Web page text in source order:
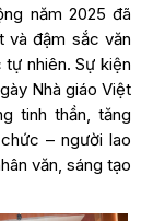
năm 2025 đã
và đậm sắc văn
nhiên. Sự kiện
Nhà giáo Việt
tinh thần, tăng
– người lao
văn, sáng tạo